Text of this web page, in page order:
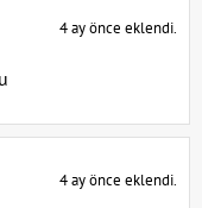
4 ay önce eklendi.
4 ay önce eklendi.